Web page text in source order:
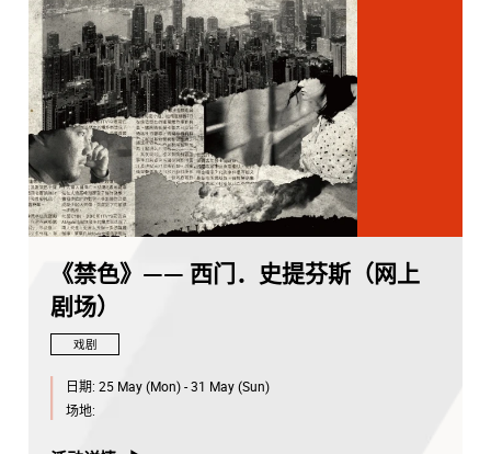
《禁色》—— 西门．史提芬斯（网上
剧场）
戏剧
日期: 25 May (Mon) - 31 May (Sun)
场地: